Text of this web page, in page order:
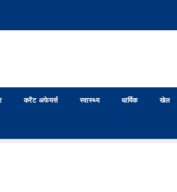
करेंट अफेयर्स स्वास्थ्य धार्मिक खेल